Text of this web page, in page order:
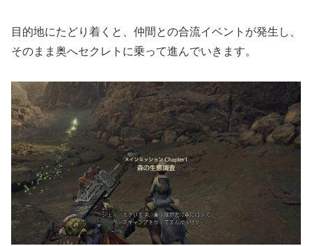
目的地にたどり着くと、仲間との合流イベントが発生し、
そのまま奥へセクレトに乗って進んでいきます。